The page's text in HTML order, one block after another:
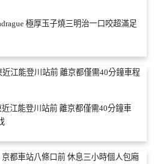
極厚玉子燒三明治一口咬超滿足
近江能登川站前 離京都僅需40分鐘車